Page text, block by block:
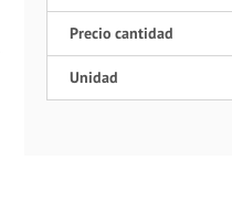
Precio cantidad
Unidad